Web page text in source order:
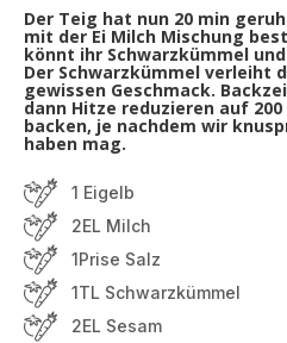
Der Teig hat nun 20 min
mit der Ei Milch Mischung
könnt ihr Schwarzkümmel
Der Schwarzkümmel verleiht
gewissen Geschmack.
dann Hitze reduzieren auf
backen, je nachdem wir
haben mag.
1 Eigelb
2EL Milch
1Prise Salz
1TL Schwarzkümmel
2EL Sesam